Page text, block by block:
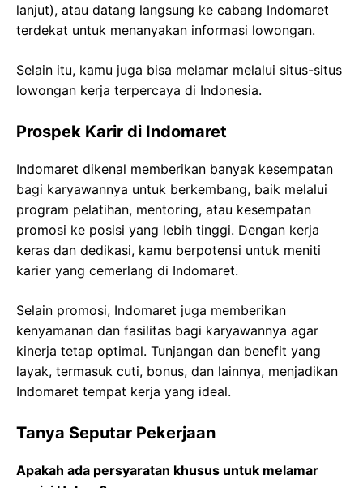
lanjut), atau datang langsung ke cabang Indomaret
terdekat untuk menanyakan informasi lowongan.
Selain itu, kamu juga bisa melamar melalui situs-situs
lowongan kerja terpercaya di Indonesia.
Prospek Karir di Indomaret
Indomaret dikenal memberikan banyak kesempatan
bagi karyawannya untuk berkembang, baik melalui
program pelatihan, mentoring, atau kesempatan
promosi ke posisi yang lebih tinggi. Dengan kerja
keras dan dedikasi, kamu berpotensi untuk meniti
karier yang cemerlang di Indomaret.
Selain promosi, Indomaret juga memberikan
kenyamanan dan fasilitas bagi karyawannya agar
kinerja tetap optimal. Tunjangan dan benefit yang
layak, termasuk cuti, bonus, dan lainnya, menjadikan
Indomaret tempat kerja yang ideal.
Tanya Seputar Pekerjaan
Apakah ada persyaratan khusus untuk melamar